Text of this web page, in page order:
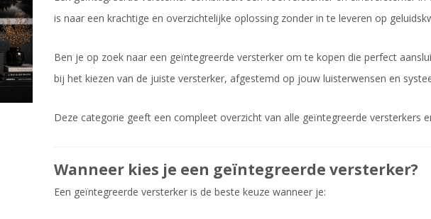
is naar een krachtige en overzichtelijke oplossing zonder in te leveren op
Ben je op zoek naar een geïntegreerde versterker om te kopen die perfect
bij het kiezen van de juiste versterker, afgestemd op jouw luisterwensen en
Deze categorie geeft een compleet overzicht van alle geïntegreerde versterkers
Wanneer kies je een geïntegreerde versterker?
Een geïntegreerde versterker is de beste keuze wanneer je: